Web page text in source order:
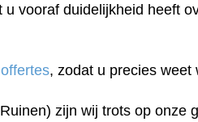
vooraf duidelijkheid heeft
, zodat u precies weet
zijn wij trots op onze